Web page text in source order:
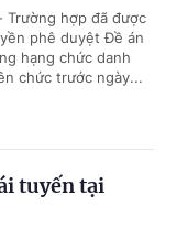
Trường hợp đã được
phê duyệt Đề án
hạng chức danh
chức trước ngày...
tuyến tại